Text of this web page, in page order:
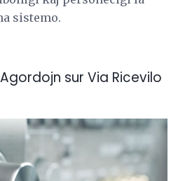
sistemo.
sur Via Ricevilo